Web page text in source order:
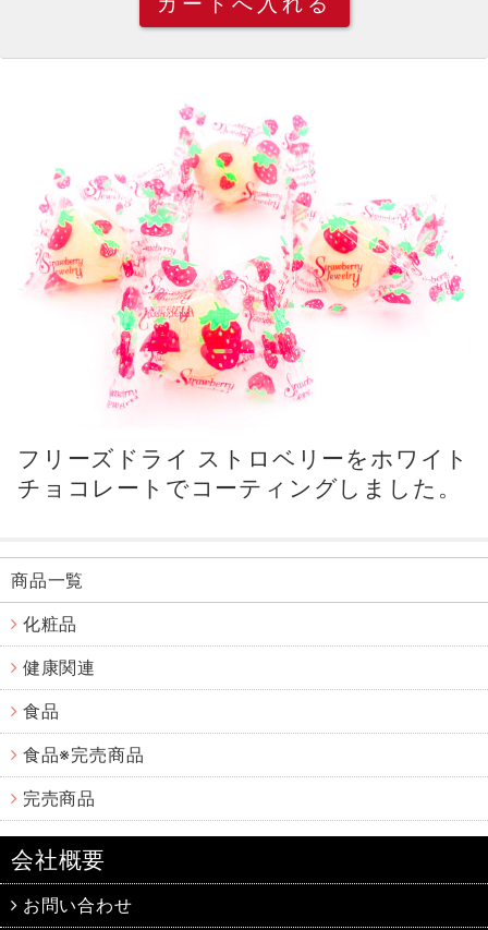
フリーズドライ ストロベリーをホワイト
チョコレートでコーティングしました。
商品一覧
化粧品
健康関連
食品
食品※完売商品
完売商品
会社概要
お問い合わせ